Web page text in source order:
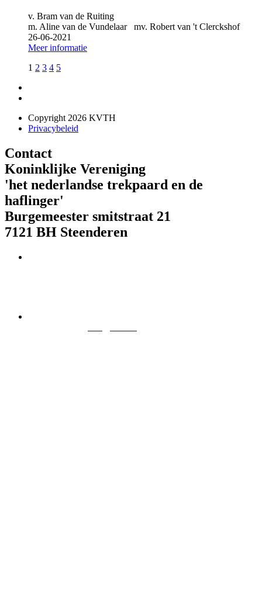
v. Bram van de Ruiting
m. Aline van de Vundelaar mv. Robert van 't Clerckshof
26-06-2021
Meer informatie
1 2 3 4 5
Copyright 2026 KVTH
Privacybeleid
Contact
Koninklijke Vereniging
'het nederlandse trekpaard en de
haflinger'
Burgemeester smitstraat 21
7121 BH Steenderen